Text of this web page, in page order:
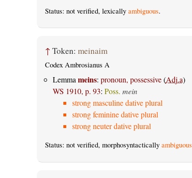
Status: not verified, lexically ambiguous.
↑ Token: meinaim
Codex Ambrosianus A
Lemmameins: pronoun, possessive(Adj.a)
WS 1910, p. 93: Poss. mein
strong masculine dative plural
strong feminine dative plural
strong neuter dative plural
Status: not verified, morphosyntactically ambiguous